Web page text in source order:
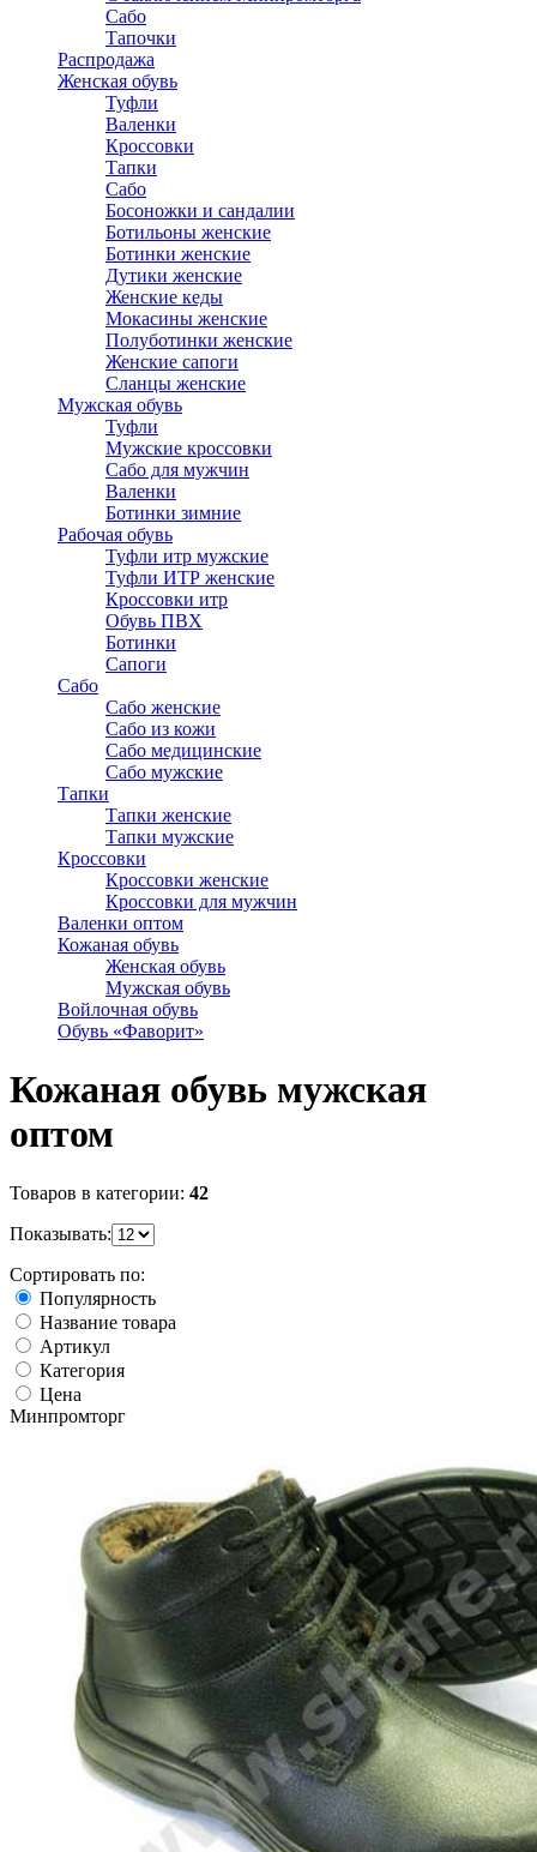
Сабо
Тапочки
Распродажа
Женская обувь
Туфли
Валенки
Кроссовки
Тапки
Сабо
Босоножки и сандалии
Ботильоны женские
Ботинки женские
Дутики женские
Женские кеды
Мокасины женские
Полуботинки женские
Женские сапоги
Сланцы женские
Мужская обувь
Туфли
Мужские кроссовки
Сабо для мужчин
Валенки
Ботинки зимние
Рабочая обувь
Туфли итр мужские
Туфли ИТР женские
Кроссовки итр
Обувь ПВХ
Ботинки
Сапоги
Сабо
Сабо женские
Сабо из кожи
Сабо медицинские
Сабо мужские
Тапки
Тапки женские
Тапки мужские
Кроссовки
Кроссовки женские
Кроссовки для мужчин
Валенки оптом
Кожаная обувь
Женская обувь
Мужская обувь
Войлочная обувь
Обувь «Фаворит»
Кожаная обувь мужская
оптом
Товаров в категории: 42
Показывать:
Сортировать по:
Популярность
Название товара
Артикул
Категория
Цена
Минпромторг